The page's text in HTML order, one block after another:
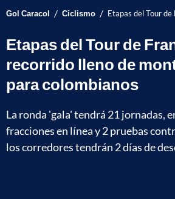
Gol Caracol / Ciclismo / Etapas del Tour
Etapas del Tour de
recorrido lleno de
para colombianos
La ronda 'gala' tendrá 21 jornadas,
fracciones en línea y 2 pruebas
los corredores tendrán 2 días de